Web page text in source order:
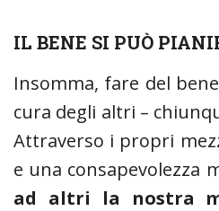
IL BENE SI PUÒ
Insomma, fare del
cura degli altri –
Attraverso i propri
e una consapevolezza
ad altri la nostra